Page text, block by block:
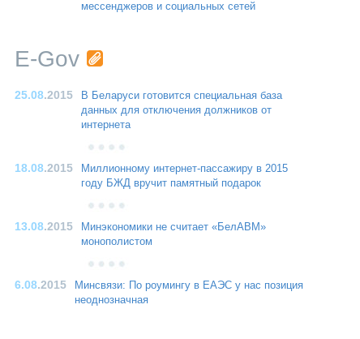
мессенджеров и социальных сетей
E-Gov
25.08.2015
В Беларуси готовится специальная база
данных для отключения должников от
интернета
18.08.2015
Миллионному интернет-пассажиру в 2015
году БЖД вручит памятный подарок
13.08.2015
Минэкономики не считает «БелАВМ»
монополистом
6.08.2015
Минсвязи: По роумингу в ЕАЭС у нас позиция
неоднозначная